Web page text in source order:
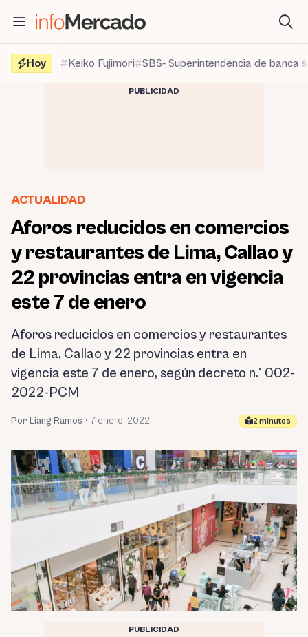
contenido
Hoy
Keiko Fujimori SBS- Superintendencia de banca
PUBLICIDAD
ACTUALIDAD
Aforos reducidos en comercios
y restaurantes de Lima, Callao y
22 provincias entra en vigencia
este 7 de enero
Aforos reducidos en comercios y restaurantes
de Lima, Callao y 22 provincias entra en
vigencia este 7 de enero, según decreto n.° 002-
2022-PCM
Por Liang Ramos • 7 enero, 2022 2 minutos
PUBLICIDAD